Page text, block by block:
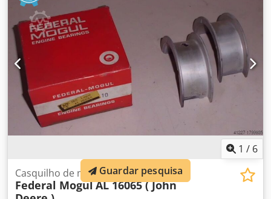
1 / 6
Casquilho de mancal tipo meia concha
Federal MogulAL 16065 ( John
Guardar pesquisa